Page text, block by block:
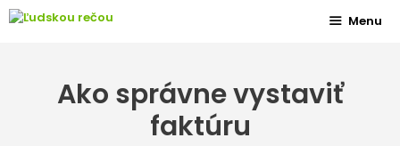
Preskočiť
Menu
Ako správne vystaviť
faktúru